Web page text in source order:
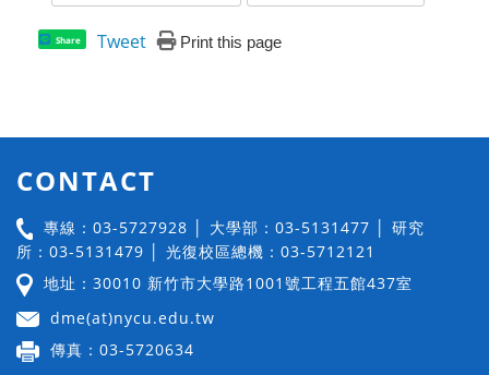
Share Tweet Print this page
CONTACT
專線：03-5727928 │ 大學部：03-5131477 │ 研究
所：03-5131479 │ 光復校區總機：03-5712121
地址：30010 新竹市大學路1001號工程五館437室
dme(at)nycu.edu.tw
傳真：03-5720634